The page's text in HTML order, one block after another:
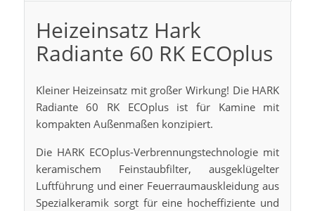
Heizeinsatz Hark
Radiante 60 RK ECOplus
Kleiner Heizeinsatz mit großer Wirkung! Die HARK
Radiante 60 RK ECOplus ist für Kamine mit
kompakten Außenmaßen konzipiert.
Die HARK ECOplus-Verbrennungstechnologie mit
keramischem Feinstaubfilter, ausgeklügelter
Luftführung und einer Feuerraumauskleidung aus
Spezialkeramik sorgt für eine hocheffiziente und